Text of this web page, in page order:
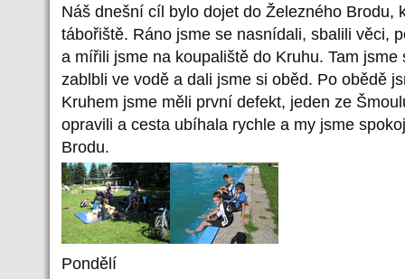
Náš dnešní cíl bylo dojet do Železného Brodu,
tábořiště. Ráno jsme se nasnídali, sbalili věci,
a mířili jsme na koupaliště do Kruhu. Tam jsme
zablbli ve vodě a dali jsme si oběd. Po obědě
Kruhem jsme měli první defekt, jeden ze
opravili a cesta ubíhala rychle a my jsme
Brodu.
Pondělí